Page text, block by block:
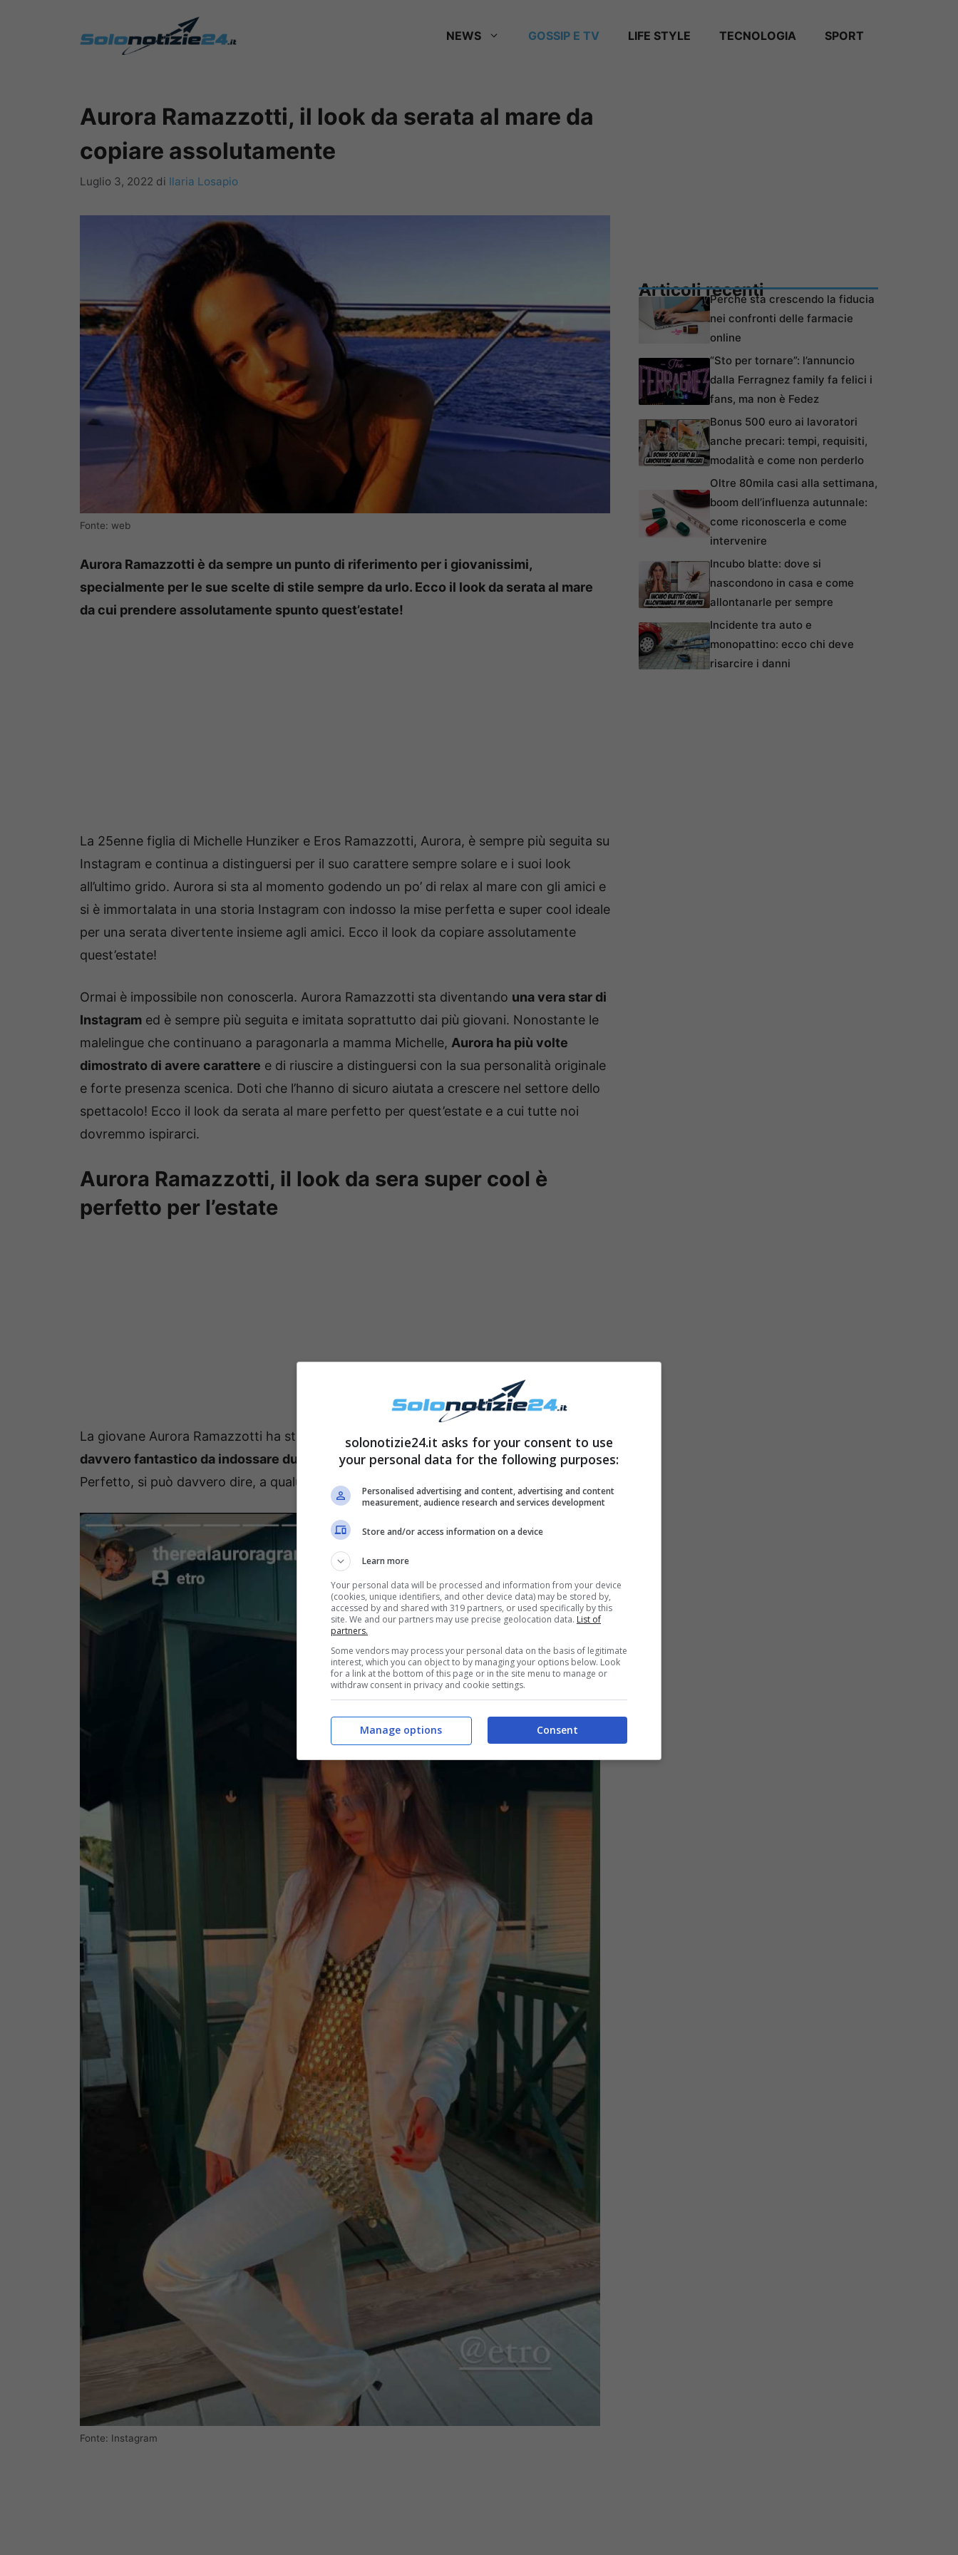
NEWS GOSSIP E TV LIFE STYLE TECNOLOGIA SPORT
Aurora Ramazzotti, il look da serata al mare da
copiare assolutamente
Luglio 3, 2022 di Ilaria Losapio
Fonte: web
Aurora Ramazzotti è da sempre un punto di riferimento per i giovanissimi,
specialmente per le sue scelte di stile sempre da urlo. Ecco il look da serata al mare
da cui prendere assolutamente spunto quest’estate!
La 25enne figlia di Michelle Hunziker e Eros Ramazzotti, Aurora, è sempre più seguita su
Instagram e continua a distinguersi per il suo carattere sempre solare e i suoi look
all’ultimo grido. Aurora si sta al momento godendo un po’ di relax al mare con gli amici e
si è immortalata in una storia Instagram con indosso la mise perfetta e super cool ideale
per una serata divertente insieme agli amici. Ecco il look da copiare assolutamente
quest’estate!
Ormai è impossibile non conoscerla. Aurora Ramazzotti sta diventando una vera star di
Instagram ed è sempre più seguita e imitata soprattutto dai più giovani. Nonostante le
malelingue che continuano a paragonarla a mamma Michelle, Aurora ha più volte
dimostrato di avere carattere e di riuscire a distinguersi con la sua personalità originale
e forte presenza scenica. Doti che l’hanno di sicuro aiutata a crescere nel settore dello
spettacolo! Ecco il look da serata al mare perfetto per quest’estate e a cui tutte noi
dovremmo ispirarci.
Aurora Ramazzotti, il look da sera super cool è
perfetto per l’estate
La giovane Aurora Ramazzotti ha stupito per l’ennesima volta i suoi fan con
un look
davvero fantastico da indossare durante le serate d’estatein compagnia degli amici.
Perfetto, si può davvero dire, a qualunque età!
Fonte: Instagram
Articoli recentiPerché sta crescendo la fiducia
nei confronti delle farmacie
online
“Sto per tornare”: l’annuncio
dalla Ferragnez family fa felici i
fans, ma non è Fedez
Bonus 500 euro ai lavoratori
anche precari: tempi, requisiti,
modalità e come non perderlo
Oltre 80mila casi alla settimana,
boom dell’influenza autunnale:
come riconoscerla e come
intervenire
Incubo blatte: dove si
nascondono in casa e come
allontanarle per sempre
Incidente tra auto e
monopattino: ecco chi deve
risarcire i danni
solonotizie24.it asks for your consent to use
your personal data for the following purposes:
Personalised advertising and content, advertising and content
measurement, audience research and services development
Store and/or access information on a device
Learn more
Your personal data will be processed and information from your device
(cookies, unique identifiers, and other device data) may be stored by,
accessed by and shared with 319 partners, or used specifically by this
site. We and our partners may use precise geolocation data. List of
partners.
Some vendors may process your personal data on the basis of legitimate
interest, which you can object to by managing your options below. Look
for a link at the bottom of this page or in the site menu to manage or
withdraw consent in privacy and cookie settings.
Consent
Manage options